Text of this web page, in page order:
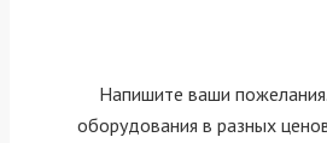
Напишите ваши
оборудования в разных